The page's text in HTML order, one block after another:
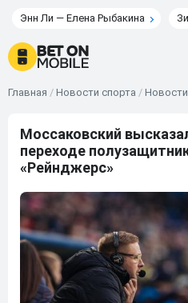
Энн Ли — Елена Рыбакина
Главная / Новости спорта /
Моссаковский
переходе
«Рейнджерс»